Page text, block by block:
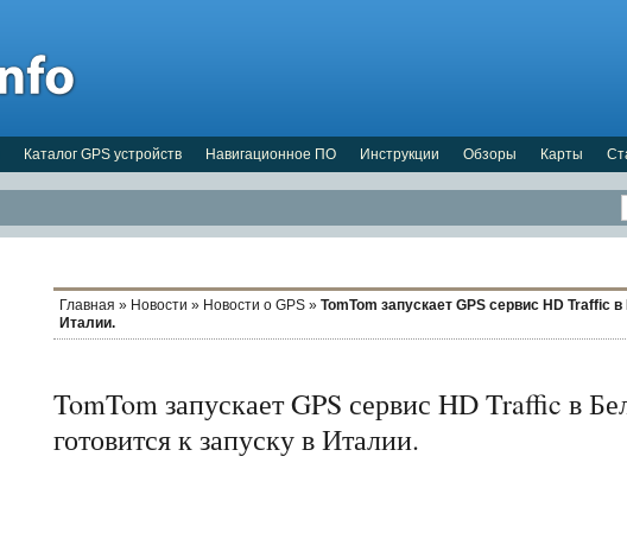
Каталог GPS устройств Навигационное ПО Инструкции Обзоры Карты
Главная » Новости » Новости о GPS » TomTom запускает GPS сервис HD Traffic
Италии.
TomTom запускает GPS сервис HD Traffic в
готовится к запуску в Италии.